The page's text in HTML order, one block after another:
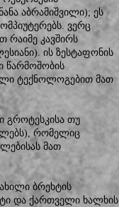
აბრამიშვილი); ეს
ვერც
კავშირს
ის ზესტაფონის
წარმოშობის
ტექნოლოგებით მათ
გროტესკისა თუ
რომელიც
მათ
ბრეხტის
და ქართველი ხალხის